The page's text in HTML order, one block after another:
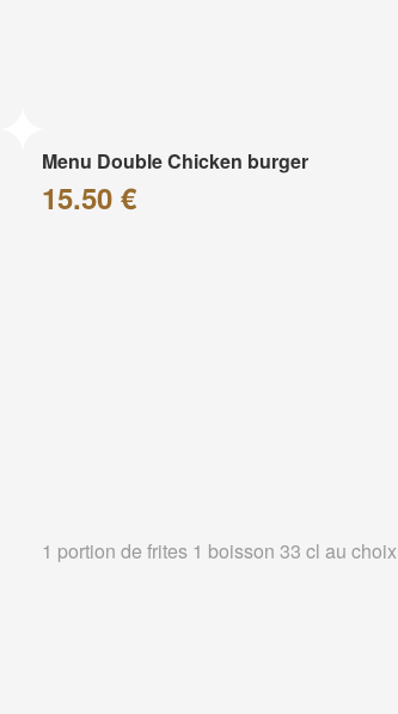
Menu Double Chicken burger
15.50 €
1 portion de frites 1 boisson 33 cl au choix